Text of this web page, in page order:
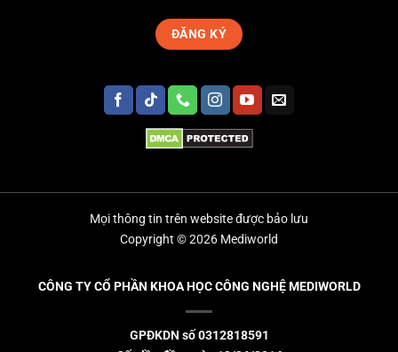
Mọi thông tin trên website được bảo lưu
Copyright © 2026 Mediworld
CÔNG TY CỔ PHẦN KHOA HỌC CÔNG NGHỆ MEDIWORLD
GPĐKDN số 0312818591